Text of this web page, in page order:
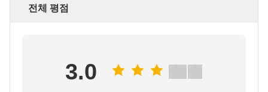
전체 평점
3.0